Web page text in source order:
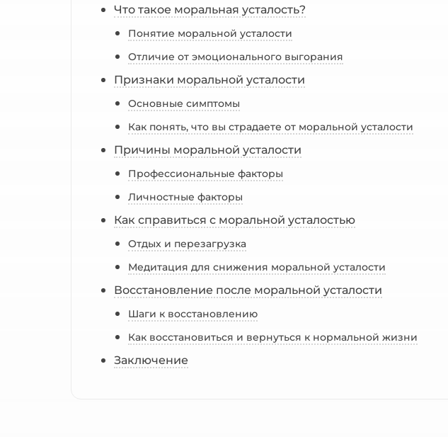
Что такое моральная усталость?
Понятие моральной усталости
Отличие от эмоционального выгорания
Признаки моральной усталости
Основные симптомы
Как понять, что вы страдаете от моральной усталости
Причины моральной усталости
Профессиональные факторы
Личностные факторы
Как справиться с моральной усталостью
Отдых и перезагрузка
Медитация для снижения моральной усталости
Восстановление после моральной усталости
Шаги к восстановлению
Как восстановиться и вернуться к нормальной жизни
Заключение